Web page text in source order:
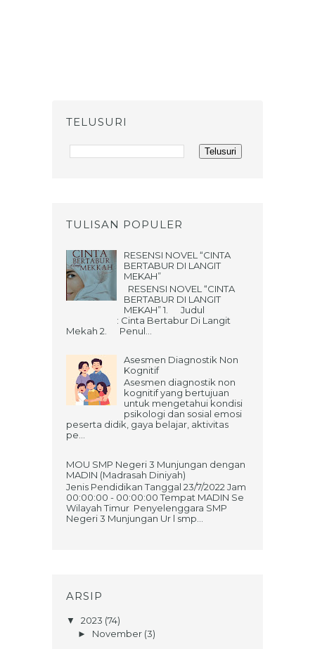
TELUSURI
TULISAN POPULER
RESENSI NOVEL “CINTA
BERTABUR DI LANGIT
MEKAH”
RESENSI NOVEL “CINTA
BERTABUR DI LANGIT
MEKAH” 1. Judul
: Cinta Bertabur Di Langit
Mekah 2. Penul...
Asesmen Diagnostik Non
Kognitif
Asesmen diagnostik non
kognitif yang bertujuan
untuk mengetahui kondisi
psikologi dan sosial emosi
peserta didik, gaya belajar, aktivitas
pe...
MOU SMP Negeri 3 Munjungan dengan
MADIN (Madrasah Diniyah)
Jenis Pendidikan Tanggal 23/7/2022 Jam
00:00:00 - 00:00:00 Tempat MADIN Se
Wilayah Timur Penyelenggara SMP
Negeri 3 Munjungan Ur l smp...
ARSIP
▼ 2023 (74)
► November (3)